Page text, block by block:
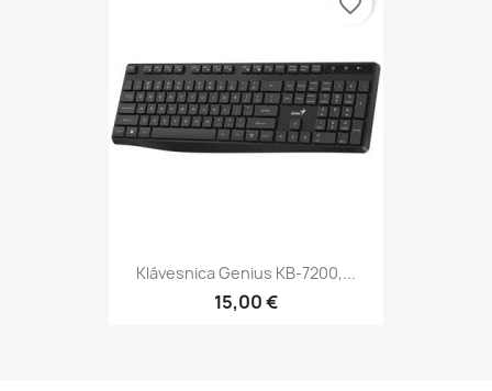
Klávesnica Genius KB-7200,...
15,00 €